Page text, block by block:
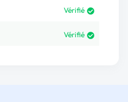
Vérifié
Vérifié